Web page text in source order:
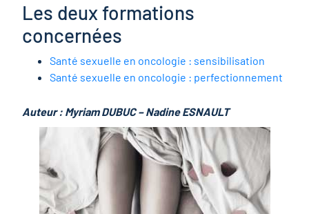
Les deux formations
concernées
Santé sexuelle en oncologie : sensibilisation
Santé sexuelle en oncologie : perfectionnement
Auteur : Myriam DUBUC – Nadine ESNAULT